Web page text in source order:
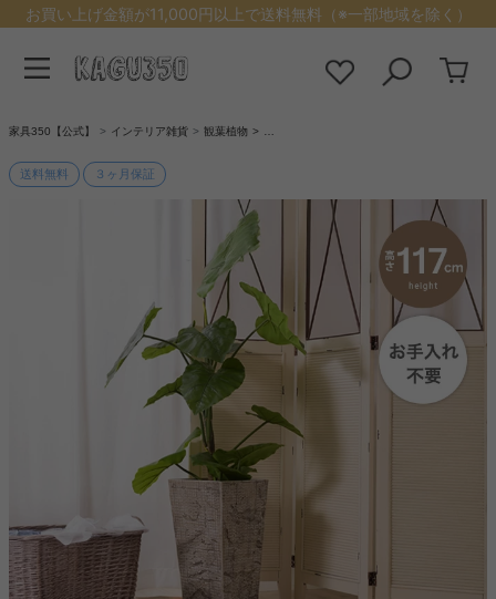
お買い上げ金額が11,000円以上で送料無料（※一部地域を除く）
家具350【公式】 インテリア雑貨 観葉植物
送料無料 ３ヶ月保証